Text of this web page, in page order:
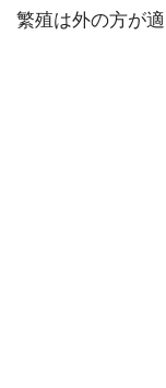
繁殖は外の方が